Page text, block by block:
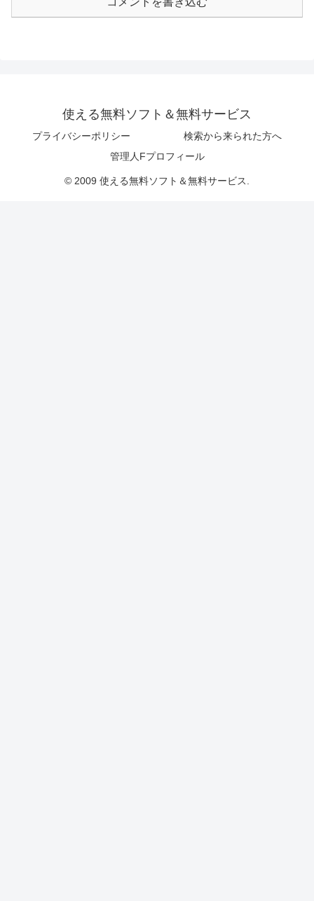
使える無料ソフト＆無料サービス
プライバシーポリシー
検索から来られた方へ
管理人Fプロフィール
© 2009 使える無料ソフト＆無料サービス.